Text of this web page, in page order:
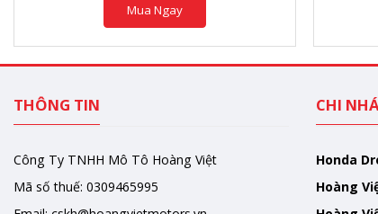
Mua Ngay
THÔNG TIN
Công Ty TNHH Mô Tô Hoàng Việt
Mã số thuế: 0309465995
CHI
Honda
Hoàng